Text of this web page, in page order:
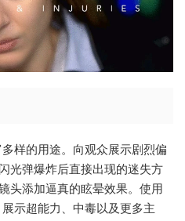
样的用途。向观众展示剧烈偏
光弹爆炸后直接出现的迷失方
头添加逼真的眩晕效果。使用
示超能力、中毒以及更多主